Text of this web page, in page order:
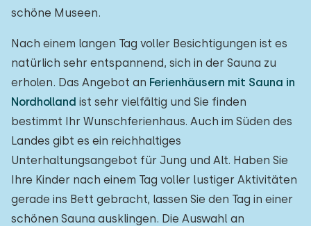
schöne Museen.
Nach einem langen Tag voller Besichtigungen ist es
natürlich sehr entspannend, sich in der Sauna zu
erholen. Das Angebot an Ferienhäusern mit Sauna in
Nordholland ist sehr vielfältig und Sie finden
bestimmt Ihr Wunschferienhaus. Auch im Süden des
Landes gibt es ein reichhaltiges
Unterhaltungsangebot für Jung und Alt. Haben Sie
Ihre Kinder nach einem Tag voller lustiger Aktivitäten
gerade ins Bett gebracht, lassen Sie den Tag in einer
schönen Sauna ausklingen. Die Auswahl an